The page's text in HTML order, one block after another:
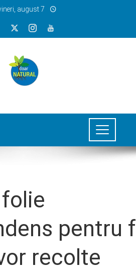
august 7
folie
pentru
recolte